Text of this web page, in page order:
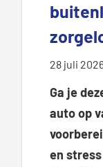
28 juli
Ga je
auto op
en